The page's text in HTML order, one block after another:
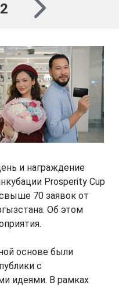
и награждение
Prosperity Cup
70 заявок от
Об этом
основе были
с
идеями. В рамках